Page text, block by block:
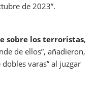
de 2023”.
sobre los terroristas,
de ellos”, añadieron,
varas” al juzgar